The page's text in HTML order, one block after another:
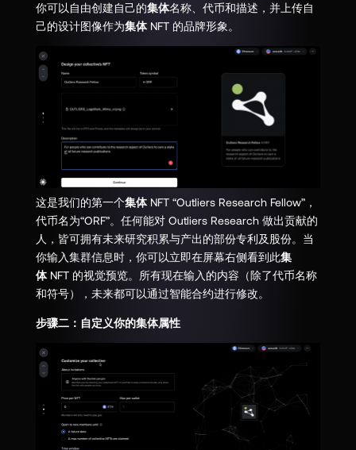
你可以自由创建自己的集体名称、代币和描述，并上传自
己的设计图像作为集体NFT 的品牌形象。
这是我们的第一个集体NFT “Outliers Research Fellow”，
代币名为“ORF”。任何能对 Outliers Research 做出贡献的
人，皆可拥有未来研究积累与产出的部份专利及股份。当
你输入集群信息时，你可以立即在屏幕右侧看到此集
体NFT 的视觉预览。所有现在输入的内容（除了代币名称
和符号），未来都可以通过智能合约进行修改。
步骤二：自定义你的集体属性